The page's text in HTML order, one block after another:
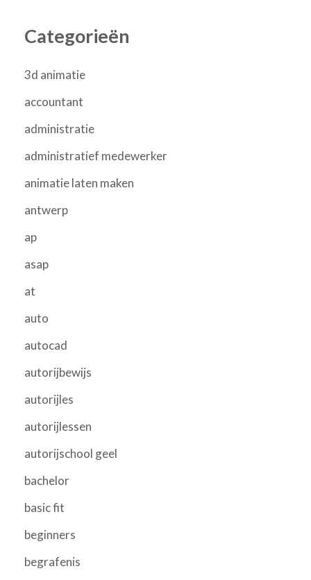
Categorieën
3d animatie
accountant
administratie
administratief medewerker
animatie laten maken
antwerp
ap
asap
at
auto
autocad
autorijbewijs
autorijles
autorijlessen
autorijschool geel
bachelor
basic fit
beginners
begrafenis